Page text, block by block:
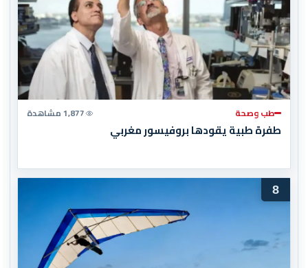
طب وصحة 1,877 مشاهدة
طفرة طبية يقودها بروفيسور مغربي
8